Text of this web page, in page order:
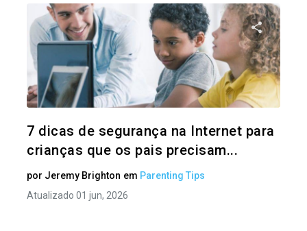
7 dicas de segurança na Internet para
crianças que os pais precisam...
por Jeremy Brighton em Parenting Tips
Atualizado 01 jun, 2026